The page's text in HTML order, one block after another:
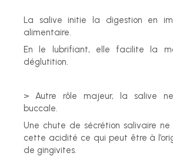
La salive initie la digestion en
alimentaire.
En le lubrifiant, elle facilite la
déglutition.
> Autre rôle majeur, la salive
buccale.
Une chute de sécrétion salivaire
cette acidité ce qui peut être à
de gingivites.